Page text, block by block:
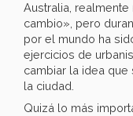
Australia,
cambio», pero
por el mundo ha
ejercicios de
cambiar la idea
la ciudad.
Quizá lo más